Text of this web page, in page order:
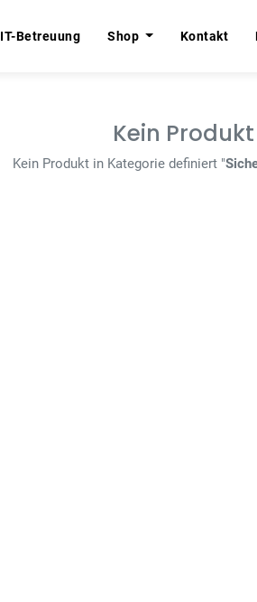
IT-Betreuung Shop Kontakt
IT-Betreuung Shop Kontakt
Kein
Kein Produkt in Kategorie definiert "